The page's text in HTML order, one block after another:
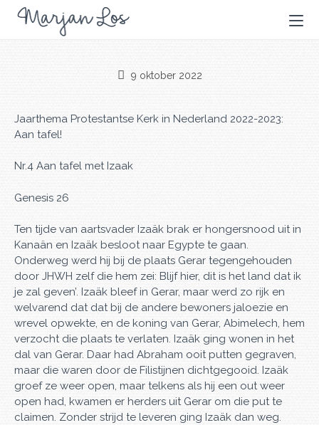
9 oktober 2022
Jaarthema Protestantse Kerk in Nederland 2022-2023:
Aan tafel!
Nr.4 Aan tafel met Izaak
Genesis 26
Ten tijde van aartsvader Izaäk brak er hongersnood uit in
Kanaän en Izaäk besloot naar Egypte te gaan.
Onderweg werd hij bij de plaats Gerar tegengehouden
door JHWH zelf die hem zei: Blijf hier, dit is het land dat ik
je zal geven’. Izaäk bleef in Gerar, maar werd zo rijk en
welvarend dat dat bij de andere bewoners jaloezie en
wrevel opwekte, en de koning van Gerar, Abimelech, hem
verzocht die plaats te verlaten. Izaäk ging wonen in het
dal van Gerar. Daar had Abraham ooit putten gegraven,
maar die waren door de Filistijnen dichtgegooid. Izaäk
groef ze weer open, maar telkens als hij een out weer
open had, kwamen er herders uit Gerar om die put te
claimen. Zonder strijd te leveren ging Izaäk dan weg.